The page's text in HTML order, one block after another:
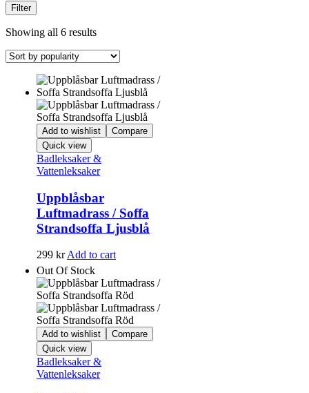
Filter
Showing all 6 results
Add to wishlist
Compare
Quick view
Badleksaker &
Vattenleksaker
Uppblåsbar
Luftmadrass / Soffa
Strandsoffa Ljusblå
299 krAdd to cart
Out Of Stock
Add to wishlist
Compare
Quick view
Badleksaker &
Vattenleksaker